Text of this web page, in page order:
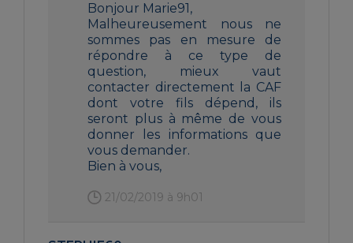
Bonjour Marie91,
Malheureusement nous ne
sommes pas en mesure de
répondre à ce type de
question, mieux vaut
contacter directement la CAF
dont votre fils dépend, ils
seront plus à même de vous
donner les informations que
vous demander.
Bien à vous,
21/02/2019 à 9h01